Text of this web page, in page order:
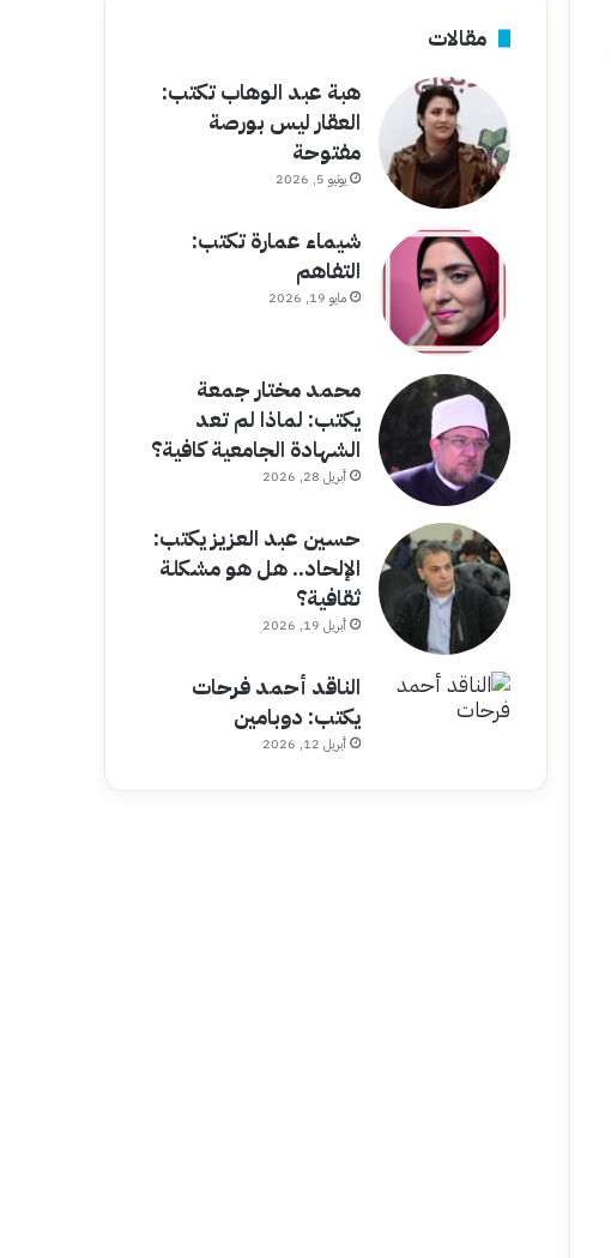
مقالات
هبة عبد الوهاب تكتب:
العقار ليس بورصة
مفتوحة
يونيو 5, 2026
شيماء عمارة تكتب:
التفاهم
مايو 19, 2026
محمد مختار جمعة
يكتب: لماذا لم تعد
الشهادة الجامعية كافية؟
أبريل 28, 2026
حسين عبد العزيز يكتب:
الإلحاد.. هل هو مشكلة
ثقافية؟
أبريل 19, 2026
الناقد أحمد فرحات
يكتب: دوبامين
أبريل 12, 2026